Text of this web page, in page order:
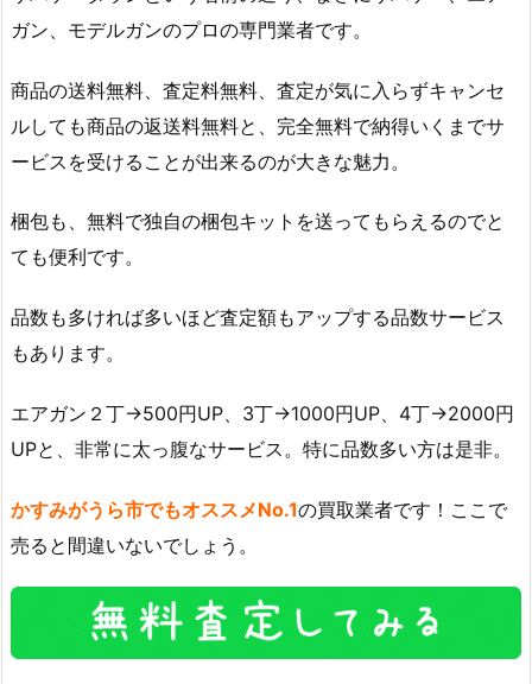
ガン、モデルガンのプロの専門業者です。
商品の送料無料、査定料無料、査定が気に入らずキャンセ
ルしても商品の返送料無料と、完全無料で納得いくまでサ
ービスを受けることが出来るのが大きな魅力。
梱包も、無料で独自の梱包キットを送ってもらえるのでと
ても便利です。
品数も多ければ多いほど査定額もアップする品数サービス
もあります。
エアガン２丁→500円UP、3丁→1000円UP、4丁→2000円
UPと、非常に太っ腹なサービス。特に品数多い方は是非。
かすみがうら市でもオススメNo.1の買取業者です！ここで
売ると間違いないでしょう。